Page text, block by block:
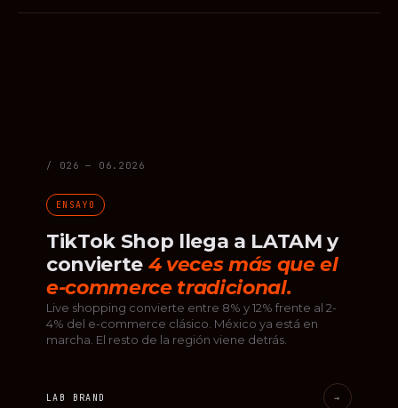
/ 026 — 06.2026
ENSAYO
TikTok Shop llega a LATAM y
convierte 4 veces más que el
e-commerce tradicional.
Live shopping convierte entre 8% y 12% frente al 2-
4% del e-commerce clásico. México ya está en
marcha. El resto de la región viene detrás.
LAB BRAND →